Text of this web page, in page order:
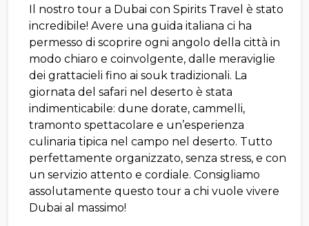
Il nostro tour a Dubai con Spirits Travel è stato
incredibile! Avere una guida italiana ci ha
permesso di scoprire ogni angolo della città in
modo chiaro e coinvolgente, dalle meraviglie
dei grattacieli fino ai souk tradizionali. La
giornata del safari nel deserto è stata
indimenticabile: dune dorate, cammelli,
tramonto spettacolare e un’esperienza
culinaria tipica nel campo nel deserto. Tutto
perfettamente organizzato, senza stress, e con
un servizio attento e cordiale. Consigliamo
assolutamente questo tour a chi vuole vivere
Dubai al massimo!